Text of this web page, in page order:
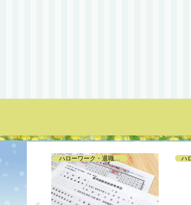
ハローワーク・退職手続き編